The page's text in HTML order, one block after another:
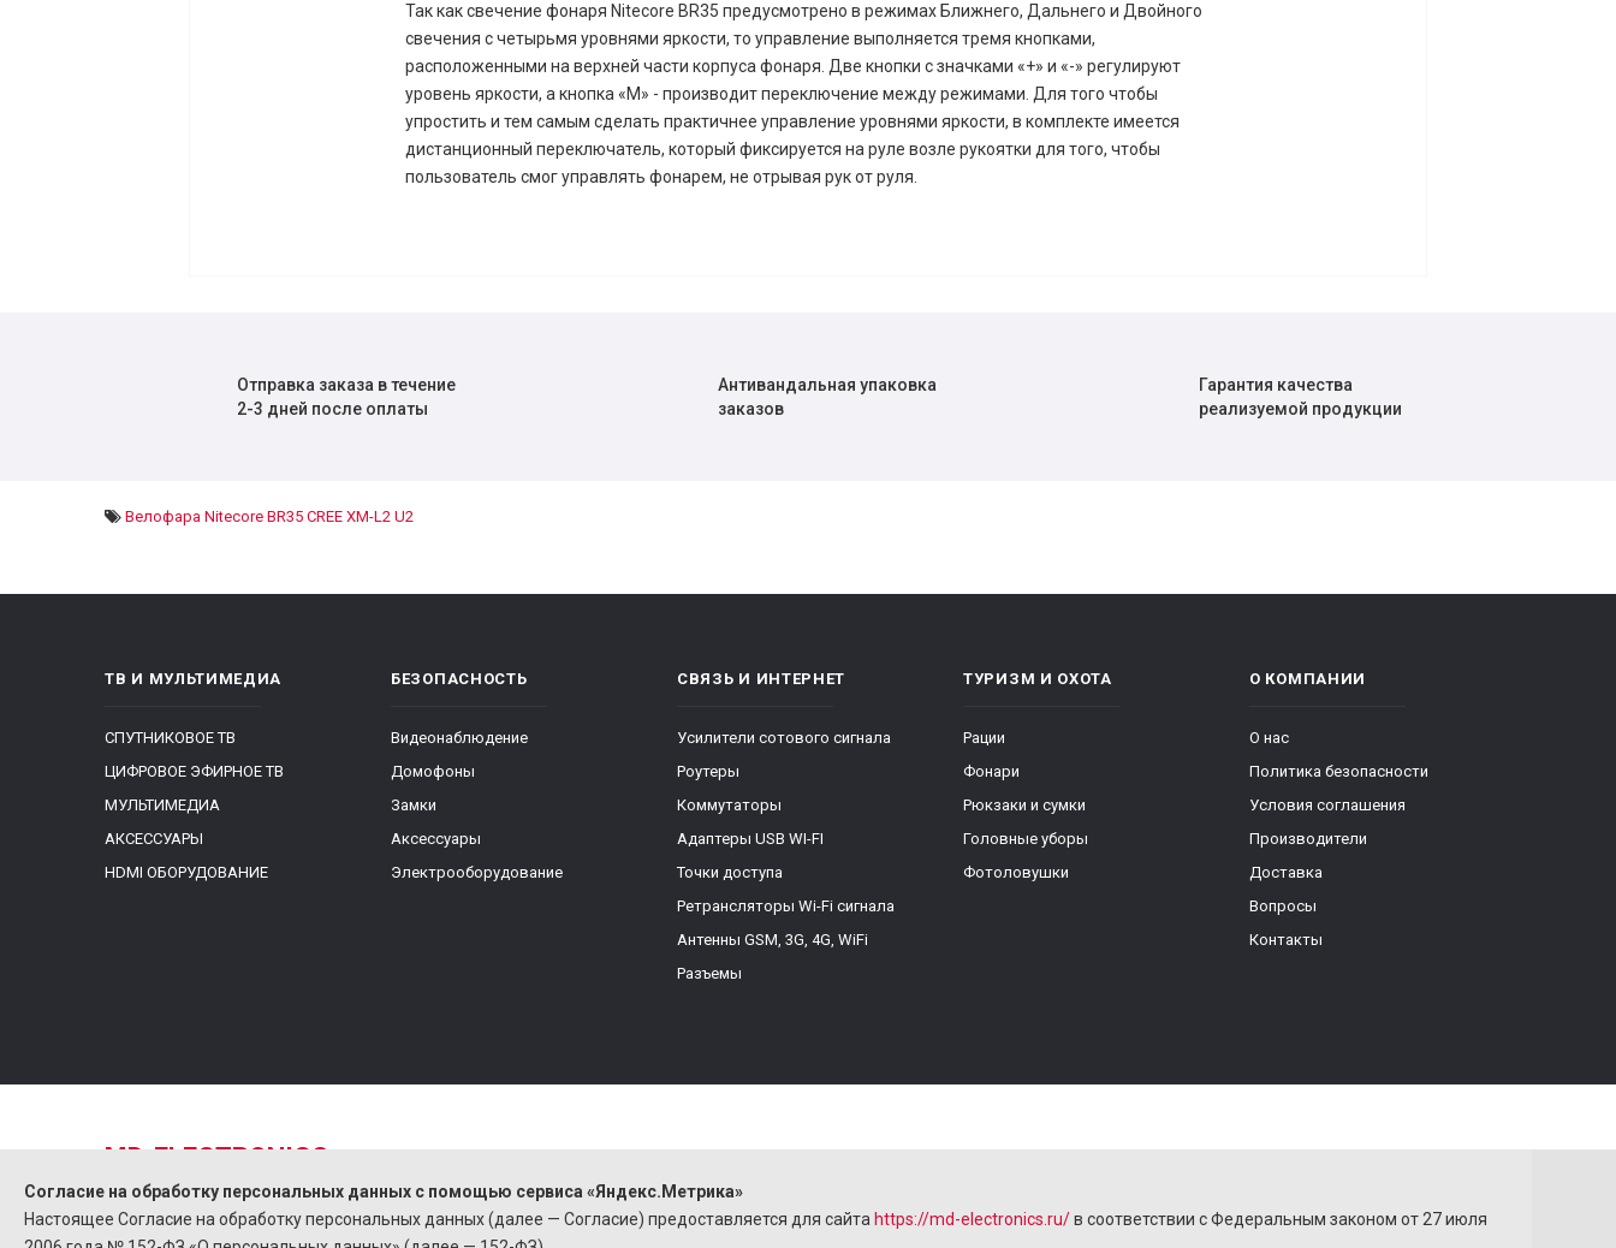
Так как свечение фонаря Nitecore BR35 предусмотрено в режимах Ближнего, Дальнего и Двойного
свечения с четырьмя уровнями яркости, то управление выполняется тремя кнопками,
расположенными на верхней части корпуса фонаря. Две кнопки с значками «+» и «-» регулируют
уровень яркости, а кнопка «М» - производит переключение между режимами. Для того чтобы
упростить и тем самым сделать практичнее управление уровнями яркости, в комплекте имеется
дистанционный переключатель, который фиксируется на руле возле рукоятки для того, чтобы
пользователь смог управлять фонарем, не отрывая рук от руля.
Отправка заказа в течение
2-3 дней после оплаты
Антивандальная упаковка
заказов
Гарантия качества
реализуемой продукции
Велофара Nitecore BR35 CREE XM-L2 U2
Cогласие на обработку персональных данных с помощью сервиса «Яндекс.Метрика»
Настоящее Согласие на обработку персональных данных (далее — Согласие) предоставляется для сайта https://md-electronics.ru/в соответствии с Федеральным законом от 27 июля
ТВ И МУЛЬТИМЕДИА
СПУТНИКОВОЕ ТВ
ЦИФРОВОЕ ЭФИРНОЕ ТВ
МУЛЬТИМЕДИА
АКСЕССУАРЫ
HDMI ОБОРУДОВАНИЕ
БЕЗОПАСНОСТЬ
Видеонаблюдение
Домофоны
Замки
Аксессуары
Электрооборудование
СВЯЗЬ И ИНТЕРНЕТ
Усилители сотового сигнала
Роутеры
Коммутаторы
Адаптеры USB WI-FI
Точки доступа
Ретрансляторы Wi-Fi сигнала
Антенны GSM, 3G, 4G, WiFi
Разъемы
ТУРИЗМ И ОХОТА
Рации
Фонари
Рюкзаки и сумки
Головные уборы
Фотоловушки
О КОМПАНИИ
О нас
Политика безопасности
Условия соглашения
Производители
Доставка
Вопросы
Контакты
MD-ELECTRONICS
Интернет-Магазин